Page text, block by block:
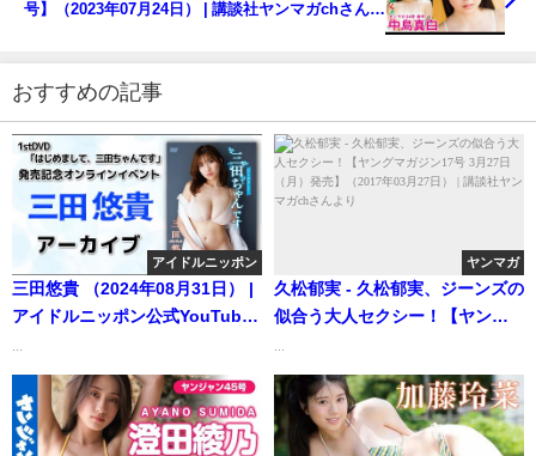
号】（2023年07月24日） | 講談社ヤンマガchさんよ
おすすめの記事
アイドルニッポン
三田悠貴 （2024年08月31日） |
アイドルニッポン公式YouTube
ヤンマガ
久松郁実 - 久松郁実、ジーンズの
似合う大人セクシー！【ヤング
社ヤンマガchさんより